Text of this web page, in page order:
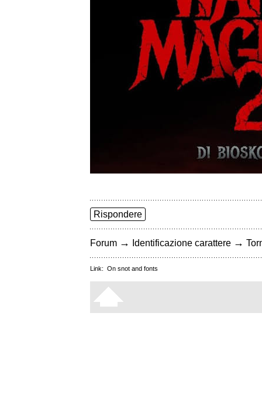
Rispondere
Forum → Identificazione carattere →
Link: On snot and fonts